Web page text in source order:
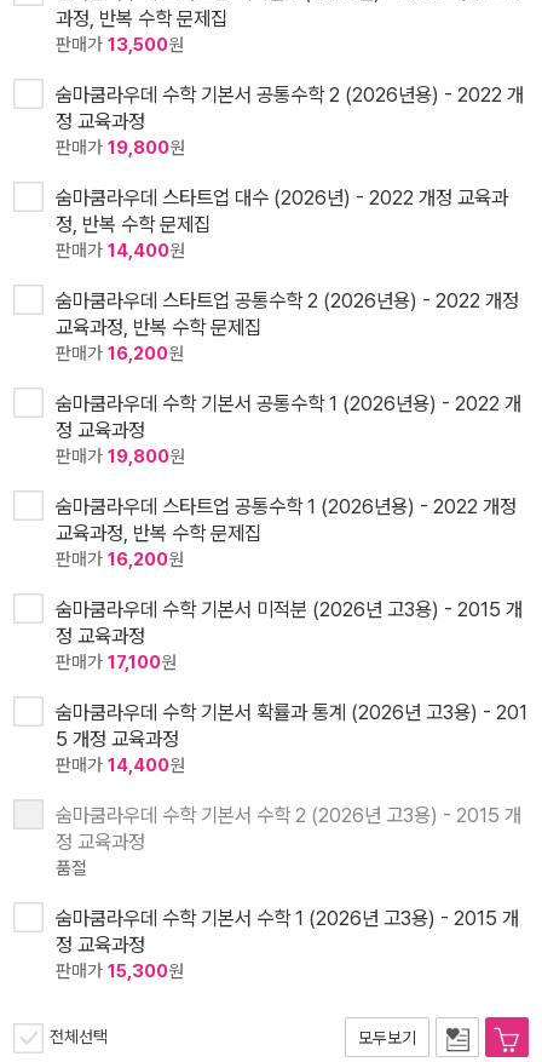
과정, 반복 수학 문제집
판매가 13,500원
숨마쿰라우데 수학 기본서 공통수학 2 (2026년용) - 2022 개
정 교육과정
판매가 19,800원
숨마쿰라우데 스타트업 대수 (2026년) - 2022 개정 교육과
정, 반복 수학 문제집
판매가 14,400원
숨마쿰라우데 스타트업 공통수학 2 (2026년용) - 2022 개정
교육과정, 반복 수학 문제집
판매가 16,200원
숨마쿰라우데 수학 기본서 공통수학 1 (2026년용) - 2022 개
정 교육과정
판매가 19,800원
숨마쿰라우데 스타트업 공통수학 1 (2026년용) - 2022 개정
교육과정, 반복 수학 문제집
판매가 16,200원
숨마쿰라우데 수학 기본서 미적분 (2026년 고3용) - 2015 개
정 교육과정
판매가 17,100원
숨마쿰라우데 수학 기본서 확률과 통계 (2026년 고3용) - 201
5 개정 교육과정
판매가 14,400원
숨마쿰라우데 수학 기본서 수학 2 (2026년 고3용) - 2015 개
정 교육과정
품절
숨마쿰라우데 수학 기본서 수학 1 (2026년 고3용) - 2015 개
정 교육과정
판매가 15,300원
전체선택 모두보기